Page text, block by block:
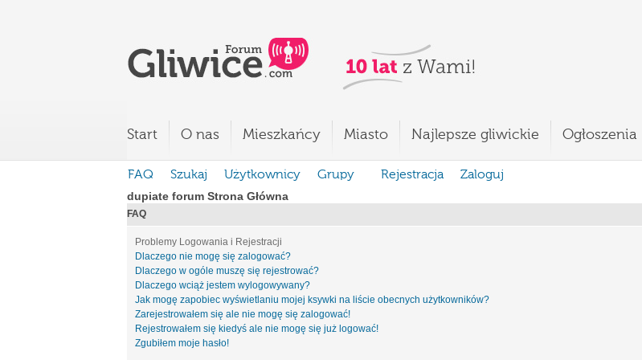
Start O nas Mieszkańcy Miasto Najlepsze gliwickie Ogłoszenia
FAQ Szukaj Użytkownicy Grupy Rejestracja
Zaloguj
dupiate forum Strona Główna
FAQ
Problemy Logowania i Rejestracji
Dlaczego nie mogę się zalogować?
Dlaczego w ogóle muszę się rejestrować?
Dlaczego wciąż jestem wylogowywany?
Jak mogę zapobiec wyświetlaniu mojej ksywki na liście obecnych użytkowników?
Zarejestrowałem się ale nie mogę się zalogować!
Rejestrowałem się kiedyś ale nie mogę się już logować!
Zgubiłem moje hasło!